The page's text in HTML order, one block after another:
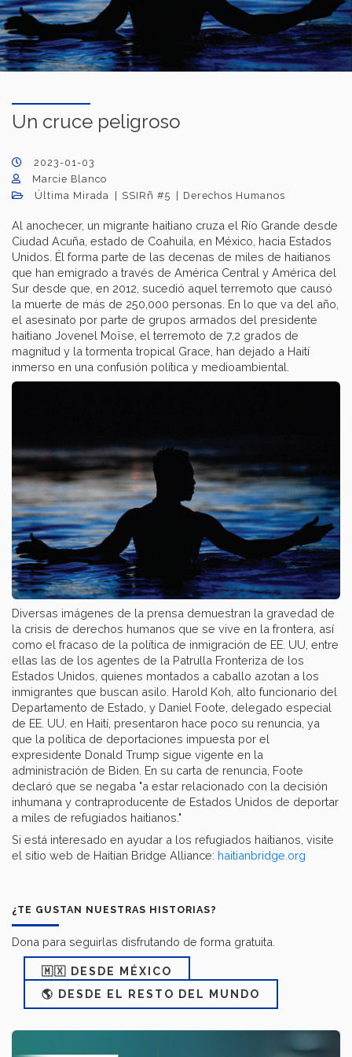
Un cruce peligroso
2023-01-03
Marcie Blanco
Última Mirada
SSIRñ #5 Derechos Humanos
Al anochecer, un migrante haitiano cruza el Río Grande desde
Ciudad Acuña, estado de Coahuila, en México, hacia Estados
Unidos. Él forma parte de las decenas de miles de haitianos
que han emigrado a través de América Central y América del
Sur desde que, en 2012, sucedió aquel terremoto que causó
la muerte de más de 250,000 personas. En lo que va del año,
el asesinato por parte de grupos armados del presidente
haitiano Jovenel Moïse, el terremoto de 7,2 grados de
magnitud y la tormenta tropical Grace, han dejado a Haití
inmerso en una confusión política y medioambiental.
Diversas imágenes de la prensa demuestran la gravedad de
la crisis de derechos humanos que se vive en la frontera, así
como el fracaso de la política de inmigración de EE. UU, entre
ellas las de los agentes de la Patrulla Fronteriza de los
Estados Unidos, quienes montados a caballo azotan a los
inmigrantes que buscan asilo. Harold Koh, alto funcionario del
Departamento de Estado, y Daniel Foote, delegado especial
de EE. UU. en Haití, presentaron hace poco su renuncia, ya
que la política de deportaciones impuesta por el
expresidente Donald Trump sigue vigente en la
administración de Biden. En su carta de renuncia, Foote
declaró que se negaba "a estar relacionado con la decisión
inhumana y contraproducente de Estados Unidos de deportar
a miles de refugiados haitianos."
Si está interesado en ayudar a los refugiados haitianos, visite
el sitio web de Haitian Bridge Alliance: haitianbridge.org
¿TE GUSTAN NUESTRAS HISTORIAS?
Dona para seguirlas disfrutando de forma gratuita.
🇲🇽 DESDE MÉXICO
🌎 DESDE EL RESTO DEL MUNDO